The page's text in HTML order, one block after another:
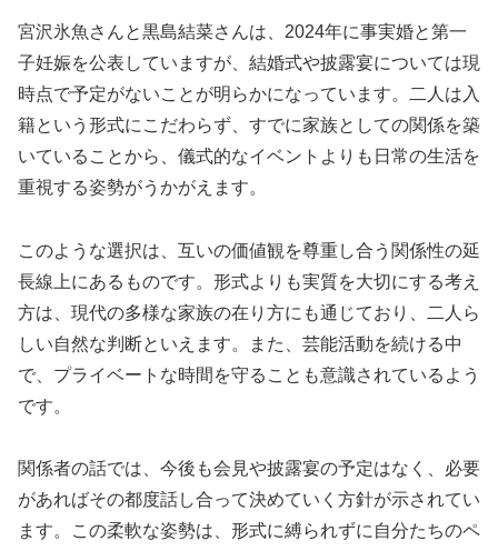
宮沢氷魚さんと黒島結菜さんは、2024年に事実婚と第一
子妊娠を公表していますが、結婚式や披露宴については現
時点で予定がないことが明らかになっています。二人は入
籍という形式にこだわらず、すでに家族としての関係を築
いていることから、儀式的なイベントよりも日常の生活を
重視する姿勢がうかがえます。
このような選択は、互いの価値観を尊重し合う関係性の延
長線上にあるものです。形式よりも実質を大切にする考え
方は、現代の多様な家族の在り方にも通じており、二人ら
しい自然な判断といえます。また、芸能活動を続ける中
で、プライベートな時間を守ることも意識されているよう
です。
関係者の話では、今後も会見や披露宴の予定はなく、必要
があればその都度話し合って決めていく方針が示されてい
ます。この柔軟な姿勢は、形式に縛られずに自分たちのペ